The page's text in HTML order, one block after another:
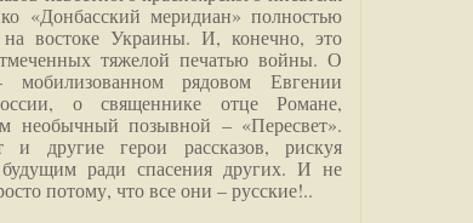
«Донбасский меридиан» полностью
востоке Украины. И, конечно, это
тяжелой печатью войны. О
мобилизованном рядовом Евгении
о священнике отце Романе,
необычный позывной – «Пересвет».
и другие герои рассказов, рискуя
ради спасения других. И не
потому, что все они – русские!..